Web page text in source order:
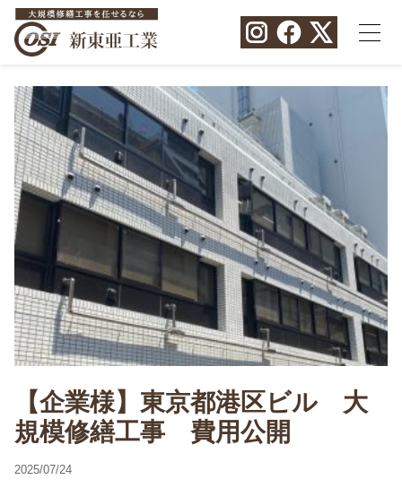
【企業様】東京都港区ビル 大
規模修繕工事 費用公開
2025/07/24